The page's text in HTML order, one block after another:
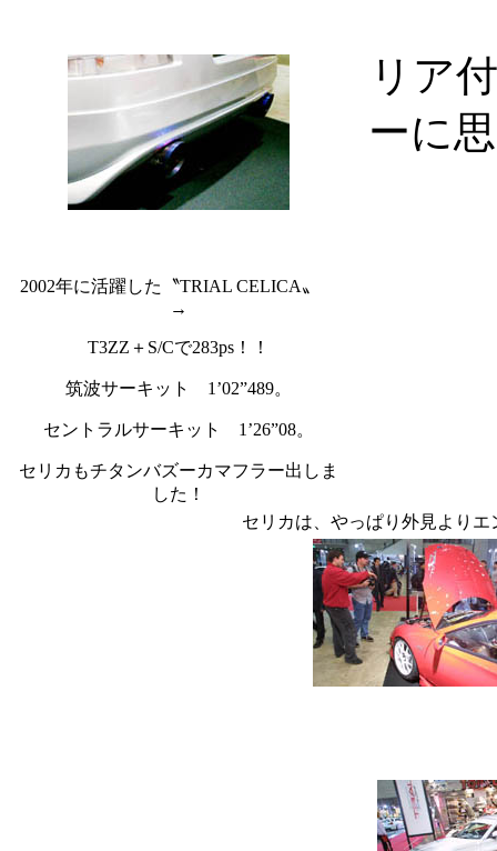
リア
ーに
2002年に活躍した〝TRIAL CELICA〟
→
T3ZZ＋S/Cで283ps！！
筑波サーキット 1’02”489。
セントラルサーキット 1’26”08。
セリカもチタンバズーカマフラー出しま
した！
セリカは、やっぱり外見より